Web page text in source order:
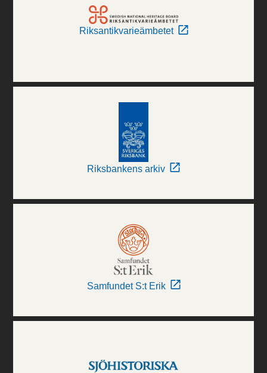
Riksantikvarieämbetet
Riksbankens arkiv
Samfundet S:t Erik